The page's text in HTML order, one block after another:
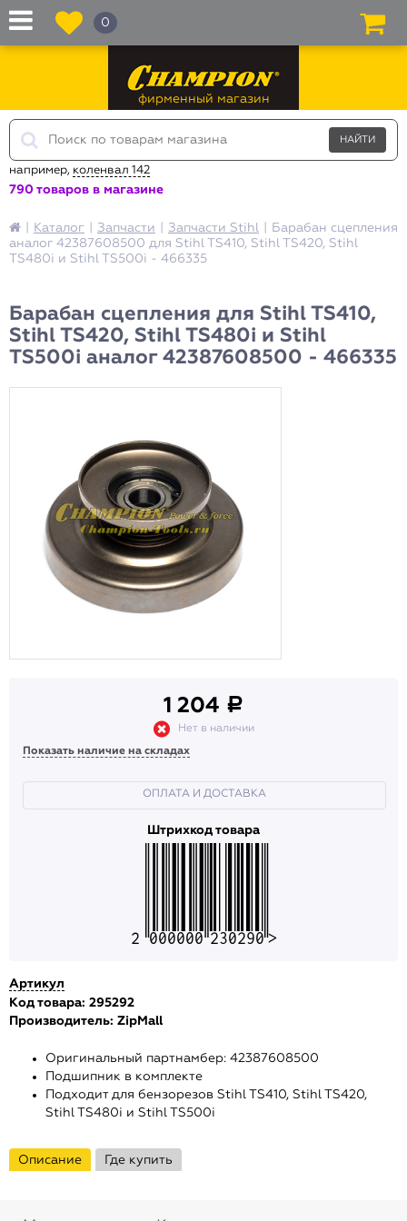
Каталог Запчасти Запчасти Stihl
Барабан сцепления
аналог 42387608500 для Stihl TS410, Stihl TS420, Stihl
TS480i и Stihl TS500i - 466335
Барабан сцепления для Stihl TS410,
Stihl TS420, Stihl TS480i и Stihl
TS500i аналог 42387608500 - 466335
1 204 a
Нет в наличии
Показать наличие на складах
ОПЛАТА И ДОСТАВКА
Штрихкод товара
Артикул
Код товара: 295292
Производитель: ZipMall
Оригинальный партнамбер: 42387608500
Подшипник в комплекте
Подходит для бензорезов Stihl TS410, Stihl TS420,
Stihl TS480i и Stihl TS500i
Описание Где купить
фирменный магазин
например, коленвал 142
790 товаров в магазине
0